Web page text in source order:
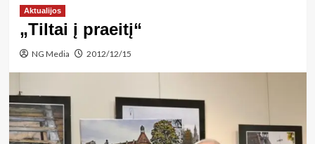
Aktualijos
„Tiltai į praeitį“
NG Media 2012/12/15